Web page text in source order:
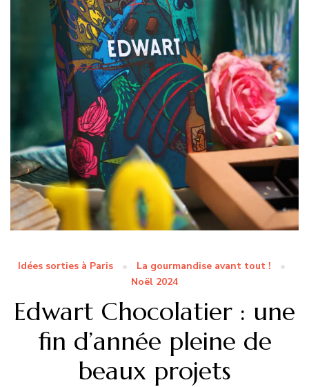
Idées sorties à Paris
La gourmandise avant tout !
Noël 2024
Edwart Chocolatier : une
fin d’année pleine de
beaux projets